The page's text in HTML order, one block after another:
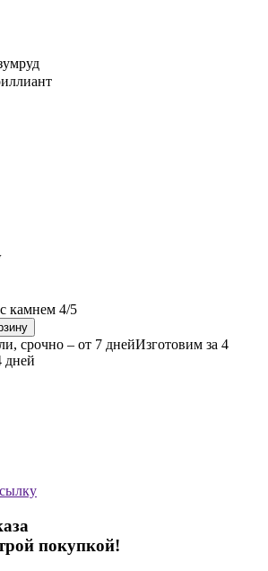
камнем 4/5
срочно – от 7 днейИзготовим за 4
дней
покупкой!